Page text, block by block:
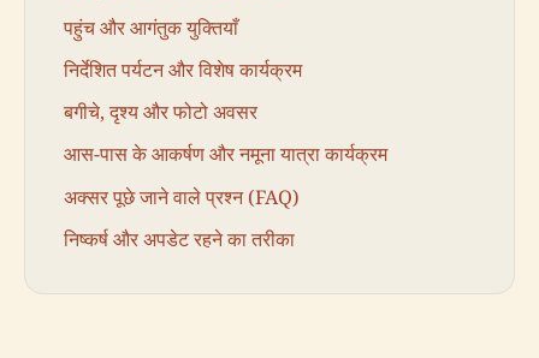
पहुंच और आगंतुक युक्तियाँ
निर्देशित पर्यटन और विशेष कार्यक्रम
बगीचे, दृश्य और फोटो अवसर
आस-पास के आकर्षण और नमूना यात्रा कार्यक्रम
अक्सर पूछे जाने वाले प्रश्न (FAQ)
निष्कर्ष और अपडेट रहने का तरीका